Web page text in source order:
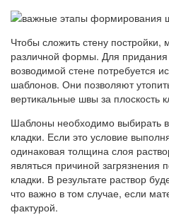
Чтобы сложить стену
различной формы. Для придания
возводимой стене потребуется
шаблонов. Они позволяют
вертикальные швы за плоскость
Шаблоны необходимо выбирать
кладки. Если это условие
одинаковая толщина слоя
являться причиной загрязнения
кладки. В результате раствор
что важно в том случае, если
фактурой.